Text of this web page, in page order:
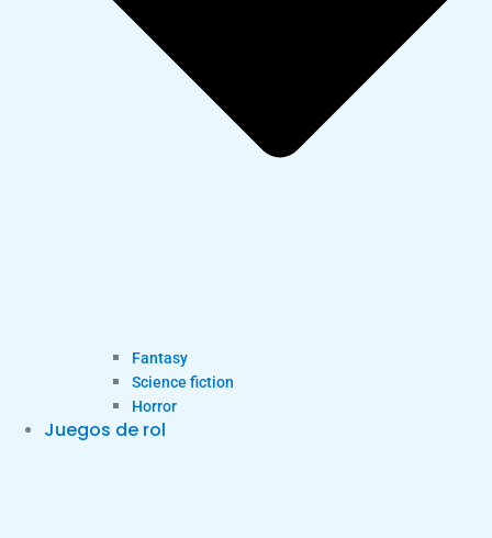
Fantasy
Science fiction
Horror
Juegos de rol